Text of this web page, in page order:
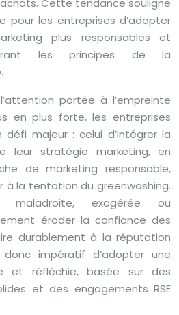
Cette tendance souligne
pour les entreprises d’adopter
plus responsables et
les principes de la
portée à l’empreinte
en plus forte, les entreprises
majeur : celui d’intégrer la
leur stratégie marketing, en
de marketing responsable,
à la tentation du greenwashing.
maladroite, exagérée ou
éroder la confiance des
durablement à la réputation
impératif d’adopter une
et réfléchie, basée sur des
et des engagements RSE